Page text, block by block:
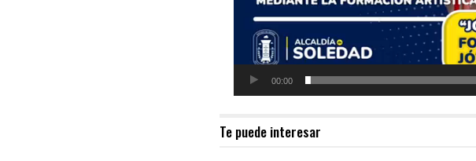
00:00
Te puede interesar